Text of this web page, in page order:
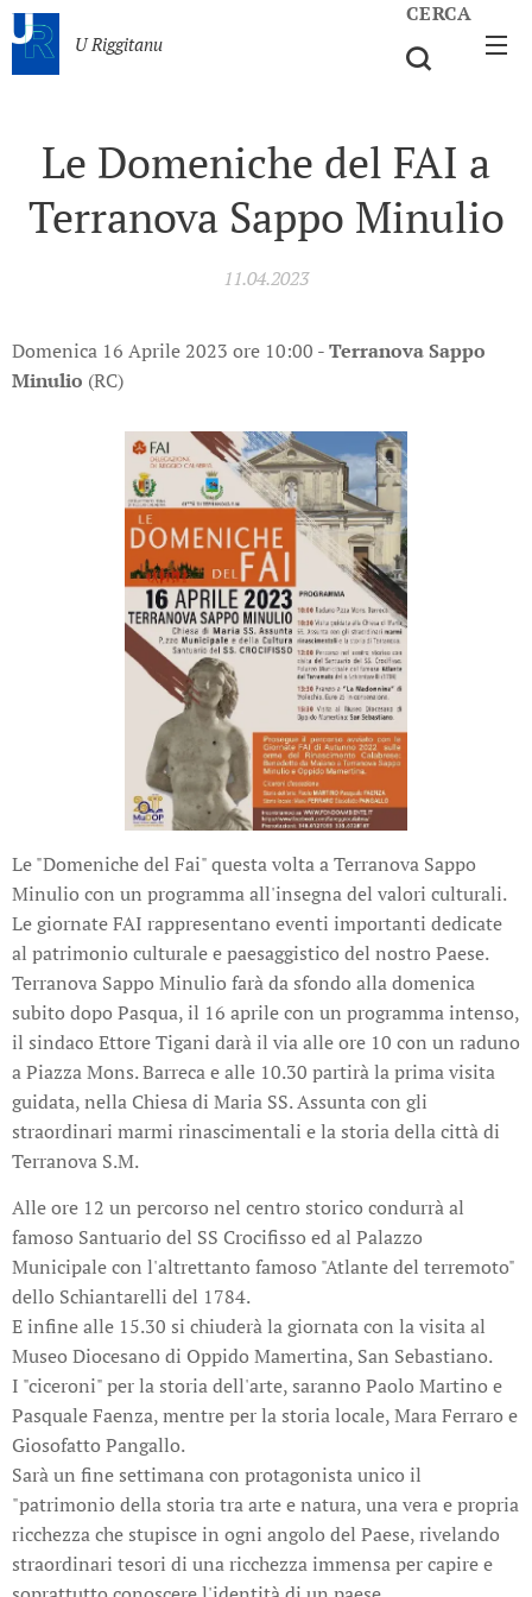
U Riggitanu
CERCA
Le Domeniche del FAI a
Terranova Sappo Minulio
11.04.2023
Domenica 16 Aprile 2023 ore 10:00 -Terranova Sappo
Minulio (RC)
Le "Domeniche del Fai" questa volta a Terranova Sappo
Minulio con un programma all'insegna del valori culturali.
Le giornate FAI rappresentano eventi importanti dedicate
al patrimonio culturale e paesaggistico del nostro Paese.
Terranova Sappo Minulio farà da sfondo alla domenica
subito dopo Pasqua, il 16 aprile con un programma intenso,
il sindaco Ettore Tigani darà il via alle ore 10 con un raduno
a Piazza Mons. Barreca e alle 10.30 partirà la prima visita
guidata, nella Chiesa di Maria SS. Assunta con gli
straordinari marmi rinascimentali e la storia della città di
Terranova S.M.
Alle ore 12 un percorso nel centro storico condurrà al
famoso Santuario del SS Crocifisso ed al Palazzo
Municipale con l'altrettanto famoso "Atlante del terremoto"
dello Schiantarelli del 1784.
E infine alle 15.30 si chiuderà la giornata con la visita al
Museo Diocesano di Oppido Mamertina, San Sebastiano.
I "ciceroni" per la storia dell'arte, saranno Paolo Martino e
Pasquale Faenza, mentre per la storia locale, Mara Ferraro e
Giosofatto Pangallo.
Sarà un fine settimana con protagonista unico il
"patrimonio della storia tra arte e natura, una vera e propria
ricchezza che stupisce in ogni angolo del Paese, rivelando
straordinari tesori di una ricchezza immensa per capire e